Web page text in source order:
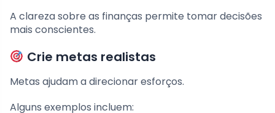
A clareza sobre as finanças permite tomar decisões
mais conscientes.
Crie metas realistas
Metas ajudam a direcionar esforços.
Alguns exemplos incluem: